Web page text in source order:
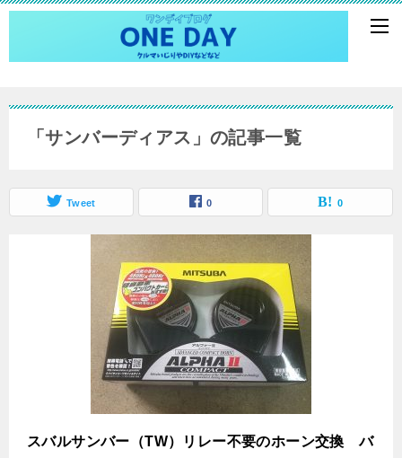
「サンバーディアス」の記事一覧
Tweet 0 0
スバルサンバー（TW）リレー不要のホーン交換 バ